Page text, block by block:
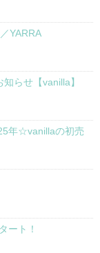
YARRA
らせ【vanilla】
年☆vanillaの初売
ート！